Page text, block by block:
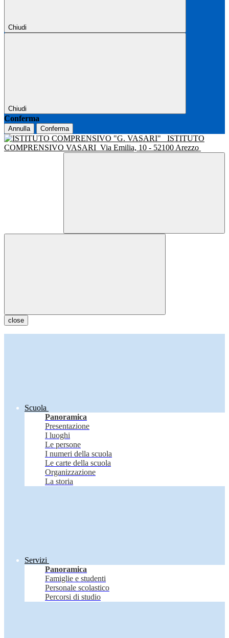
Chiudi
Chiudi
Conferma
Annulla Conferma
ISTITUTO
COMPRENSIVO VASARI Via Emilia, 10 - 52100 Arezzo
close
Scuola
Panoramica
Presentazione
I luoghi
Le persone
I numeri della scuola
Le carte della scuola
Organizzazione
La storia
Servizi
Panoramica
Famiglie e studenti
Personale scolastico
Percorsi di studio